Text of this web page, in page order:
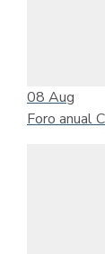
08 Aug
Foro anual